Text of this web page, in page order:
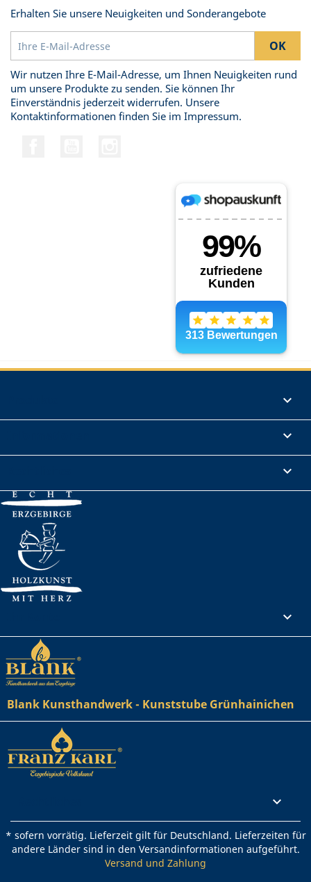
Erhalten Sie unsere Neuigkeiten und Sonderangebote
Wir nutzen Ihre E-Mail-Adresse, um Ihnen Neuigkeiten rund
um unsere Produkte zu senden. Sie können Ihr
Einverständnis jederzeit widerrufen. Unsere
Kontaktinformationen finden Sie im Impressum.




Blank Kunsthandwerk - Kunststube Grünhainichen

* sofern vorrätig. Lieferzeit gilt für Deutschland. Lieferzeiten für
andere Länder sind in den Versandinformationen aufgeführt.
Versand und Zahlung